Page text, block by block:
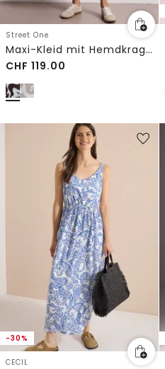
Street One
Maxi-Kleid mit Hemdkragen und Print
CHF 119.00
-30%
CECIL